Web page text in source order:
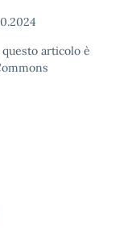
articolo è